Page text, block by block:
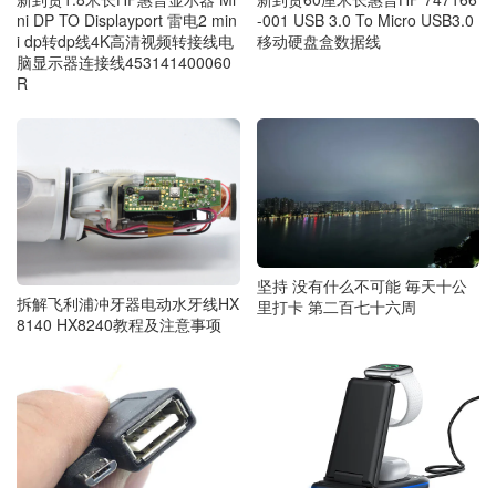
ni DP TO Displayport 雷电2 min
i dp转dp线4K高清视频转接线电
脑显示器连接线453141400060
R
-001 USB 3.0 To Micro USB3.0
移动硬盘盒数据线
拆解飞利浦冲牙器电动水牙线HX
8140 HX8240教程及注意事项
坚持 没有什么不可能 毎天十公
里打卡 第二百七十六周